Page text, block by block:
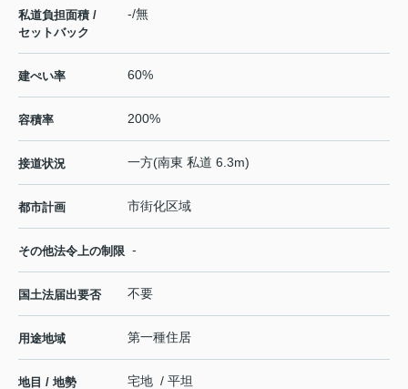
私道負担面積 /
セットバック
-/無
建ぺい率 60%
容積率 200%
接道状況 一方(南東 私道 6.3m)
都市計画 市街化区域
その他法令上の制限 -
国土法届出要否 不要
用途地域 第一種住居
地目 / 地勢 宅地 / 平坦